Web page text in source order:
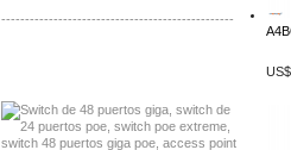
-------------------------------------------------